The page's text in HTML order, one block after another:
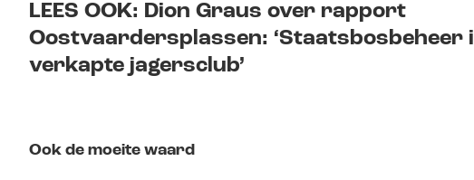
LEES OOK: Dion Graus over rapport
Oostvaardersplassen: ‘Staatsbosbeheer
verkapte jagersclub’
Ook de moeite waard